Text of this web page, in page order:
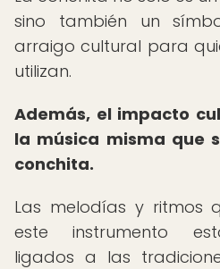
sino también un
arraigo cultural para
utilizan.
Además, el impacto
la música misma que
conchita.
Las melodías y ritmos
este instrumento
ligados a las